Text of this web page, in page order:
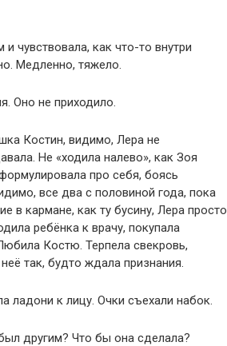
чувствовала, как что-то внутри
Медленно, тяжело.
Оно не приходило.
Костин, видимо, Лера не
Не «ходила налево», как Зоя
про себя, боясь
все два с половиной года, пока
в кармане, как ту бусину, Лера просто
ребёнка к врачу, покупала
Костю. Терпела свекровь,
так, будто ждала признания.
ладони к лицу. Очки съехали набок.
другим? Что бы она сделала?